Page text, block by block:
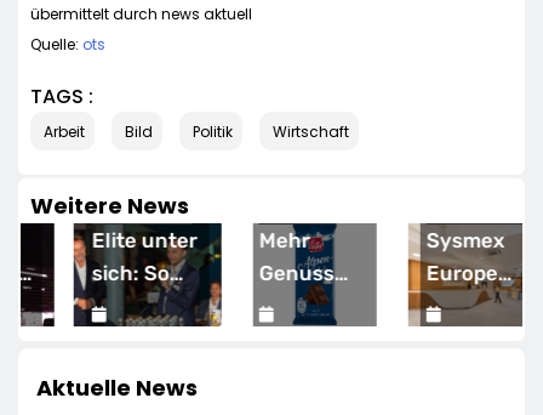
übermittelt durch news aktuell
Quelle: ots
TAGS :
Arbeit Bild Politik Wirtschaft
Weitere News
WIRTSCHAFT
Elite unter
sich: So
vernetzen
Mehr
Genuss
zum
Sysmex
Europe
eröffnet
Aktuelle News